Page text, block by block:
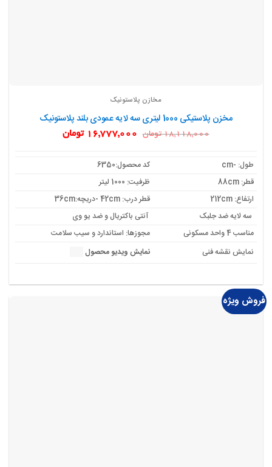
مخازن پلاستونیک
مخزن پلاستیکی 1000 لیتری سه لایه عمودی بلند پلاستونیک
18,118,000 تومان قیمت
اصلی:
بود.
16,777,000 تومانقیمت
فعلی:
طول: -cm
کد محصول:6350
قطر: 88cm
ظرفیت: 1000 لیتر
ارتفاع: 212cm
قطر درب: 42cm -دریچه:36cm
سه لایه ضد جلبک
آنتی باکتریال و ضد یو وی
مناسب 4 واحد مسکونی
مجوزها: استاندارد و سیب سلامت
نمایش نقشه فنی
نمایش ویدیو محصول
فروش ویژه